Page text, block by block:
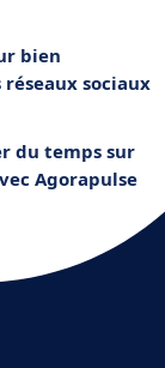
bien
sociaux
du temps sur
Agorapulse